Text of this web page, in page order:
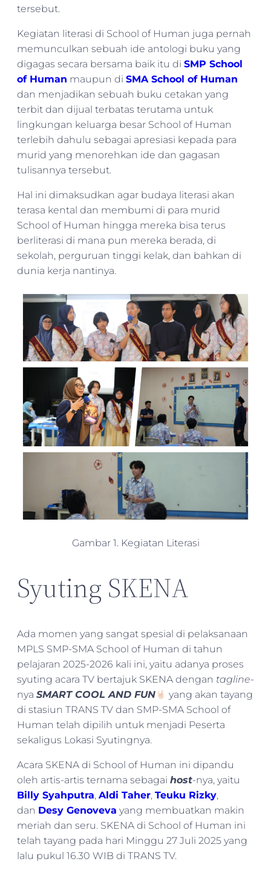
tersebut.
Kegiatan literasi di School of Human juga pernah
memunculkan sebuah ide antologi buku yang
digagas secara bersama baik itu di SMP School
of Human maupun di SMA School of Human
dan menjadikan sebuah buku cetakan yang
terbit dan dijual terbatas terutama untuk
lingkungan keluarga besar School of Human
terlebih dahulu sebagai apresiasi kepada para
murid yang menorehkan ide dan gagasan
tulisannya tersebut.
Hal ini dimaksudkan agar budaya literasi akan
terasa kental dan membumi di para murid
School of Human hingga mereka bisa terus
berliterasi di mana pun mereka berada, di
sekolah, perguruan tinggi kelak, dan bahkan di
dunia kerja nantinya.
Gambar 1. Kegiatan Literasi
Syuting SKENA
Ada momen yang sangat spesial di pelaksanaan
MPLS SMP-SMA School of Human di tahun
pelajaran 2025-2026 kali ini, yaitu adanya proses
syuting acara TV bertajuk SKENA dengan tagline-
nya SMART COOL AND FUN
yang akan tayang
di stasiun TRANS TV dan SMP-SMA School of
Human telah dipilih untuk menjadi Peserta
sekaligus Lokasi Syutingnya.
Acara SKENA di School of Human ini dipandu
oleh artis-artis ternama sebagai host-nya, yaitu
Billy Syahputra, Aldi Taher, Teuku Rizky,
dan Desy Genoveva yang membuatkan makin
meriah dan seru. SKENA di School of Human ini
telah tayang pada hari Minggu 27 Juli 2025 yang
lalu pukul 16.30 WIB di TRANS TV.